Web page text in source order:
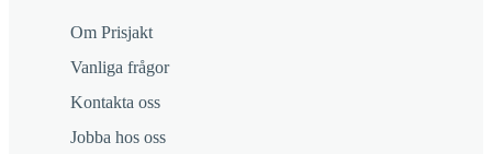
Om Prisjakt
Vanliga frågor
Kontakta oss
Jobba hos oss